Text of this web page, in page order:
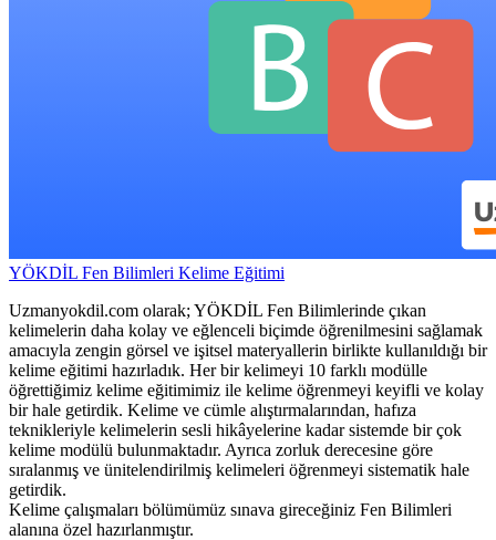
YÖKDİL Fen Bilimleri Kelime Eğitimi
Uzmanyokdil.com olarak; YÖKDİL Fen Bilimlerinde çıkan
kelimelerin daha kolay ve eğlenceli biçimde öğrenilmesini sağlamak
amacıyla zengin görsel ve işitsel materyallerin birlikte kullanıldığı bir
kelime eğitimi hazırladık. Her bir kelimeyi 10 farklı modülle
öğrettiğimiz kelime eğitimimiz ile kelime öğrenmeyi keyifli ve kolay
bir hale getirdik. Kelime ve cümle alıştırmalarından, hafıza
teknikleriyle kelimelerin sesli hikâyelerine kadar sistemde bir çok
kelime modülü bulunmaktadır. Ayrıca zorluk derecesine göre
sıralanmış ve ünitelendirilmiş kelimeleri öğrenmeyi sistematik hale
getirdik.
Kelime çalışmaları bölümümüz sınava gireceğiniz Fen Bilimleri
alanına özel hazırlanmıştır.